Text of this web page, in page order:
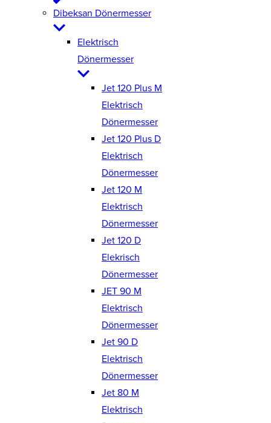
Dibeksan Dönermesser
Elektrisch
Dönermesser
Jet 120 Plus M
Elektrisch
Dönermesser
Jet 120 Plus D
Elektrisch
Dönermesser
Jet 120 M
Elektrisch
Dönermesser
Jet 120 D
Elekrisch
Dönermesser
JET 90 M
Elektrisch
Dönermesser
Jet 90 D
Elektrisch
Dönermesser
Jet 80 M
Elektrisch